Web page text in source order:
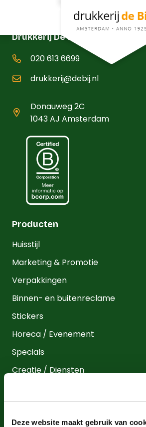
Deze website maakt gebruik van
Drukkerij De Bij B.V.
020 613 6699
drukkerij@debij.nl
Donauweg 2C
1043 AJ Amsterdam
Producten
Huisstijl
Marketing & Promotie
Verpakkingen
Binnen- en buitenreclame
Stickers
Horeca / Evenement
Specials
Creatie / Diensten
Kennis
Kenniscentrum